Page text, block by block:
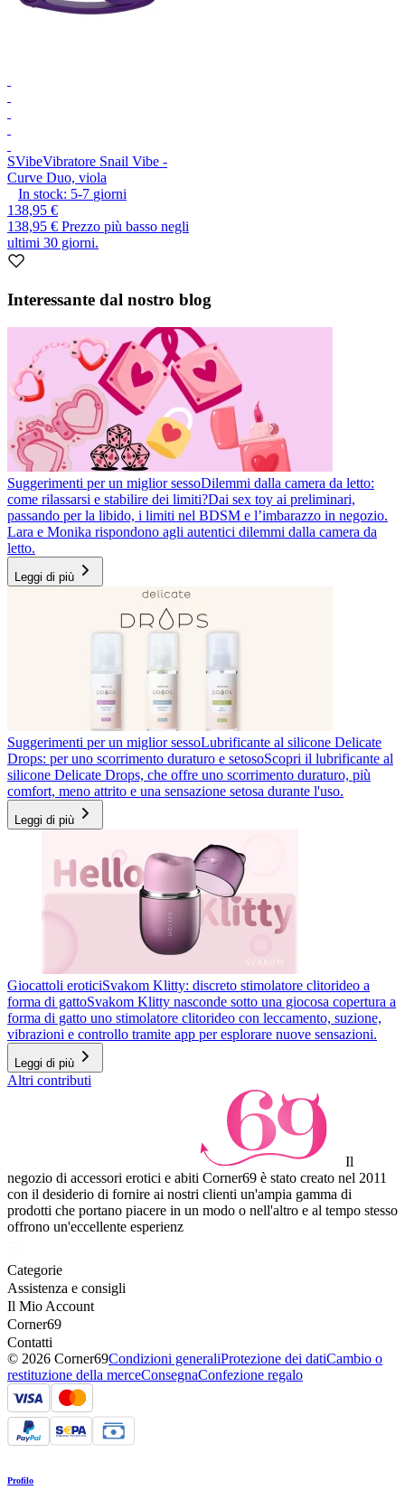
SVibeVibratore Snail Vibe -
Curve Duo, viola
In stock: 5-7 giorni
138,95 €
138,95 € Prezzo più basso negli
ultimi 30 giorni.
Interessante dal nostro blog
Suggerimenti per un miglior sessoDilemmi dalla camera da letto:
come rilassarsi e stabilire dei limiti?Dai sex toy ai preliminari,
passando per la libido, i limiti nel BDSM e l’imbarazzo in negozio.
Lara e Monika rispondono agli autentici dilemmi dalla camera da
letto.
Leggi di più
Suggerimenti per un miglior sessoLubrificante al silicone Delicate
Drops: per uno scorrimento duraturo e setosoScopri il lubrificante al
silicone Delicate Drops, che offre uno scorrimento duraturo, più
comfort, meno attrito e una sensazione setosa durante l'uso.
Leggi di più
Giocattoli eroticiSvakom Klitty: discreto stimolatore clitorideo a
forma di gattoSvakom Klitty nasconde sotto una giocosa copertura a
forma di gatto uno stimolatore clitorideo con leccamento, suzione,
vibrazioni e controllo tramite app per esplorare nuove sensazioni.
Leggi di più
Altri contributi
Il
negozio di accessori erotici e abiti Corner69 è stato creato nel 2011
con il desiderio di fornire ai nostri clienti un'ampia gamma di
prodotti che portano piacere in un modo o nell'altro e al tempo stesso
offrono un'eccellente esperienz
Categorie
Assistenza e consigli
Il Mio Account
Corner69
Contatti
© 2026 Corner69Condizioni generaliProtezione dei datiCambio o
restituzione della merceConsegnaConfezione regalo
Profilo